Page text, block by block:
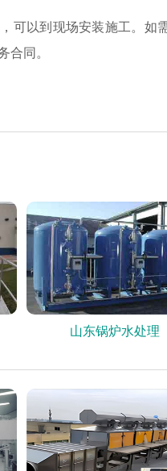
可以到现场安装施工。如
合同。
山东锅炉水处理